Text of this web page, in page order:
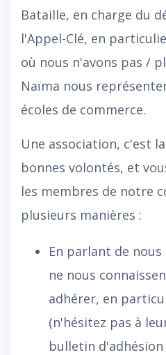
Bataille, en charge du
l'Appel-Clé, en
où nous n'avons pas /
Naïma nous
écoles de commerce.
Une association, c'est
bonnes volontés, et
les membres de notre
plusieurs manières :
En parlant de
ne nous
adhérer, en
(n'hésitez pas à
bulletin